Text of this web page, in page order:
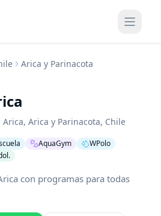
Arica y Parinacota
Arica, Arica y Parinacota, Chile
AquaGym
WPolo
con programas para todas